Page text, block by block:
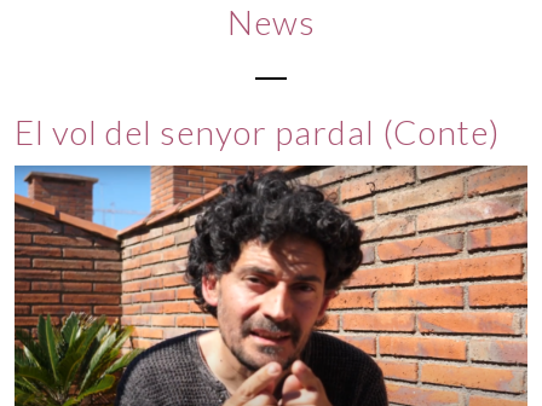
CONTACTE
VÍDEOS
PREMSA
News
El vol del senyor pardal (Conte)